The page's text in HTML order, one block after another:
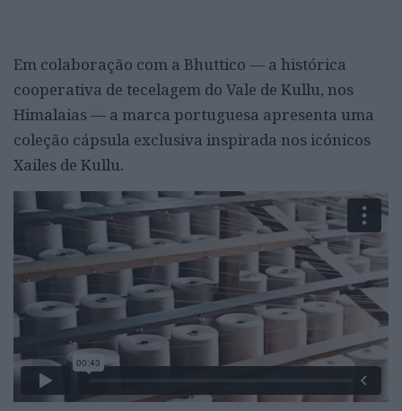
Em colaboração com a Bhuttico — a histórica
cooperativa de tecelagem do Vale de Kullu, nos
Himalaias — a marca portuguesa apresenta uma
coleção cápsula exclusiva inspirada nos icónicos
Xailes de Kullu.